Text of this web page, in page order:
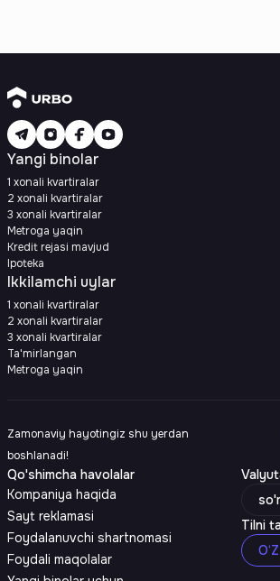
Yangi binolar
1 xonali kvartiralar
2 xonali kvartiralar
3 xonali kvartiralar
Metroga yaqin
Kredit rejasi mavjud
Ipoteka
Ikkilamchi uylar
1 xonali kvartiralar
2 xonali kvartiralar
3 xonali kvartiralar
Ta'mirlangan
Metroga yaqin
Zamonaviy hayotingiz shu yerdan
boshlanadi!
Qo'shimcha havolalar
Kompaniya haqida
Sayt reklamasi
Foydalanuvchi shartnomasi
Foydali maqolalar
Tilni
O‘Z